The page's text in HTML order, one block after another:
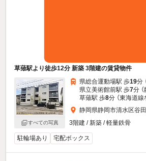
草薙駅より徒歩12分 新築 3階建の賃貸物件
すべての写真
県総合運動場駅 歩19分
県立美術館前駅 歩7分 （
草薙駅 歩8分 （東海道線
静岡県静岡市清水区谷田
3階建 / 新築 / 軽量鉄骨
駐輪場あり 宅配ボックス